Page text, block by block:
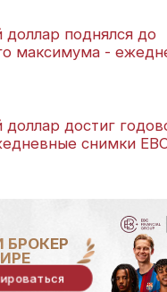
доллар поднялся до
максимума -
доллар достиг
снимки